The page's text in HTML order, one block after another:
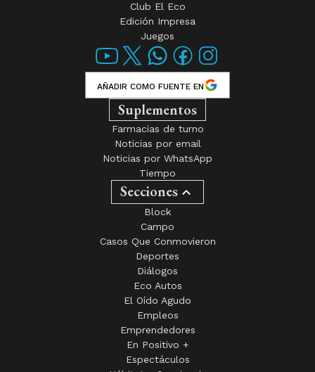
Club El Eco
Edición Impresa
Juegos
AÑADIR COMO FUENTE EN
Suplementos
Farmacias de turno
Noticias por email
Noticias por WhatsApp
Tiempo
Secciones
Block
Campo
Casos Que Conmovieron
Deportes
Diálogos
Eco Autos
El Oído Agudo
Empleos
Emprendedores
En Positivo +
Espectáculos